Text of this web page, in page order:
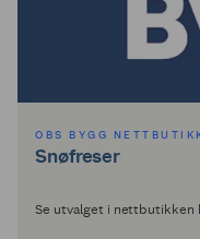
OBS BYGG
Snøfreser
Se utvalget i nettbutikken